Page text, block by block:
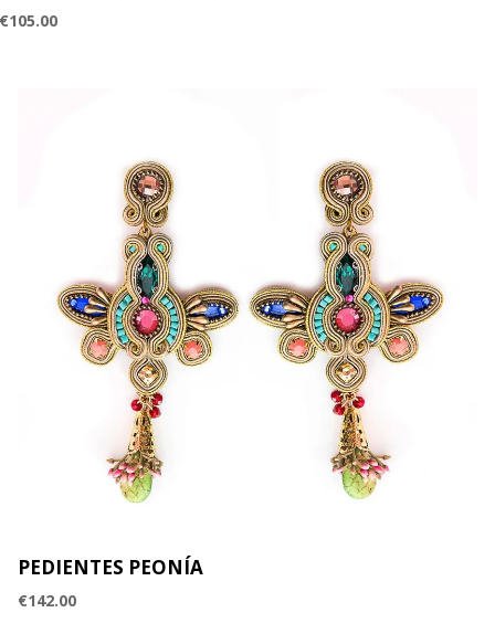
€105.00
PEDIENTES PEONÍA
€142.00